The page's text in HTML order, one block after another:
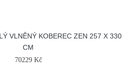
VLNĚNÝ KOBEREC ZEN 257 X 330
CM
70229 Kč